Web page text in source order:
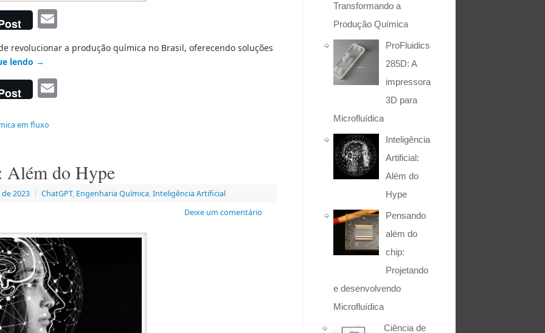
revolucionar a produção química no Brasil, oferecendo soluções
lendo →
em fluxo
do Hype
2023 | ChatGPT, Engenharia Química, Inteligência Artificial
Deixe um comentário
Transformando a
Produção Química
ProFluidics
285D: A
impressora
3D para
Microfluídica
Inteligência
Artificial:
Além do
Hype
Pensando
além do
chip:
Projetando
e desenvolvendo
Microfluídica
Ciência de